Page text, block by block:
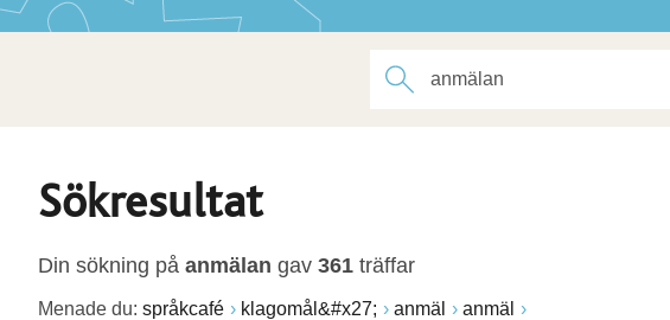
Sökresultat
Din sökning på anmälan gav 361 träffar
Menade du: språkcafé klagomål&#x27; anmäl anmäl